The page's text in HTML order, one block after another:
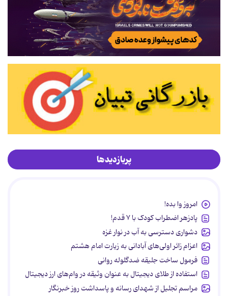
پربازدیدها
امروز وا بده!
پادزهر اضطراب کودک با ۷ قدم!
دشواری دسترسی به آب در نوار غزه
اعزام زائر اولی‌های آبادانی به زیارت امام هشتم
فرمول ساخت جلیقه ضدگلوله روانی
استفاده از طلای دیجیتال به عنوان وثیقه در وام‌های ارز دیجیتال
مراسم تجلیل از شهدای رسانه و پاسداشت روز خبرنگار